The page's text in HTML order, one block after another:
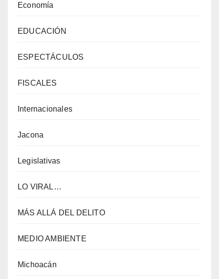
Economía
EDUCACIÓN
ESPECTÁCULOS
FISCALES
Internacionales
Jacona
Legislativas
LO VIRAL…
MÁS ALLÁ DEL DELITO
MEDIO AMBIENTE
Michoacán